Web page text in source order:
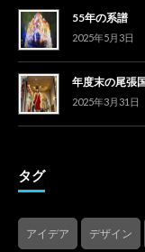
55年の系譜
2025年5月3日
年度末の尾張
2025年3月31日
タグ
アイデア デザイン